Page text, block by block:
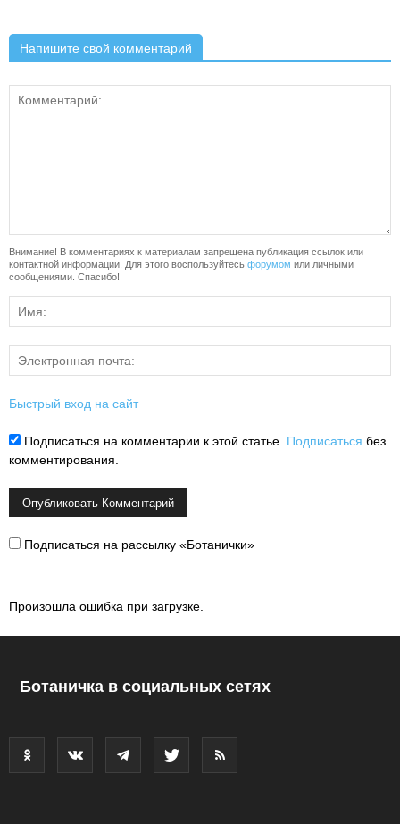
Напишите свой комментарий
Внимание! В комментариях к материалам запрещена публикация ссылок или
контактной информации. Для этого воспользуйтесь форумом или личными
сообщениями. Спасибо!
Быстрый вход на сайт
Подписаться на комментарии к этой статье. Подписаться без
комментирования.
Подписаться на рассылку «Ботанички»
Произошла ошибка при загрузке.
Ботаничка в социальных сетях